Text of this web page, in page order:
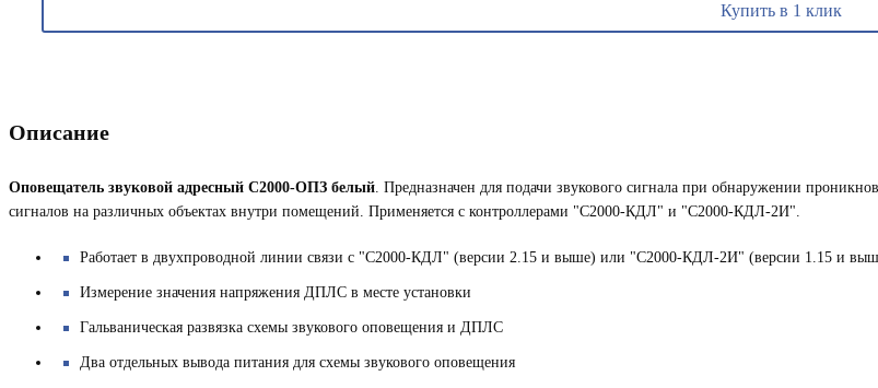
Купить в 1 клик
Описание
Оповещатель звуковой адресный С2000-ОПЗ белый. Предназначен для подачи звукового сигнала при обнаружении
сигналов на различных объектах внутри помещений. Применяется с контроллерами "С2000-КДЛ" и "С2000-КДЛ-2И".
Работает в двухпроводной линии связи с "С2000-КДЛ" (версии 2.15 и выше) или "С2000-КДЛ-2И" (версии 1.15 и
Измерение значения напряжения ДПЛС в месте установки
Гальваническая развязка схемы звукового оповещения и ДПЛС
Два отдельных вывода питания для схемы звукового оповещения